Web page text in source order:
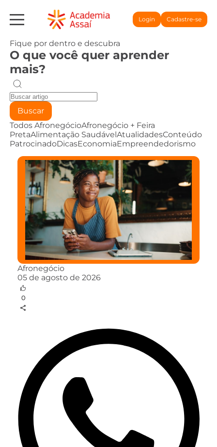
Login Cadastre-se
Fique por dentro e descubra
O que você quer aprender
mais?
Buscar
Todos AfronegócioAfronegócio + Feira
PretaAlimentação SaudávelAtualidadesConteúdo
PatrocinadoDicasEconomiaEmpreendedorismo
Afronegócio
05 de agosto de 2026
0